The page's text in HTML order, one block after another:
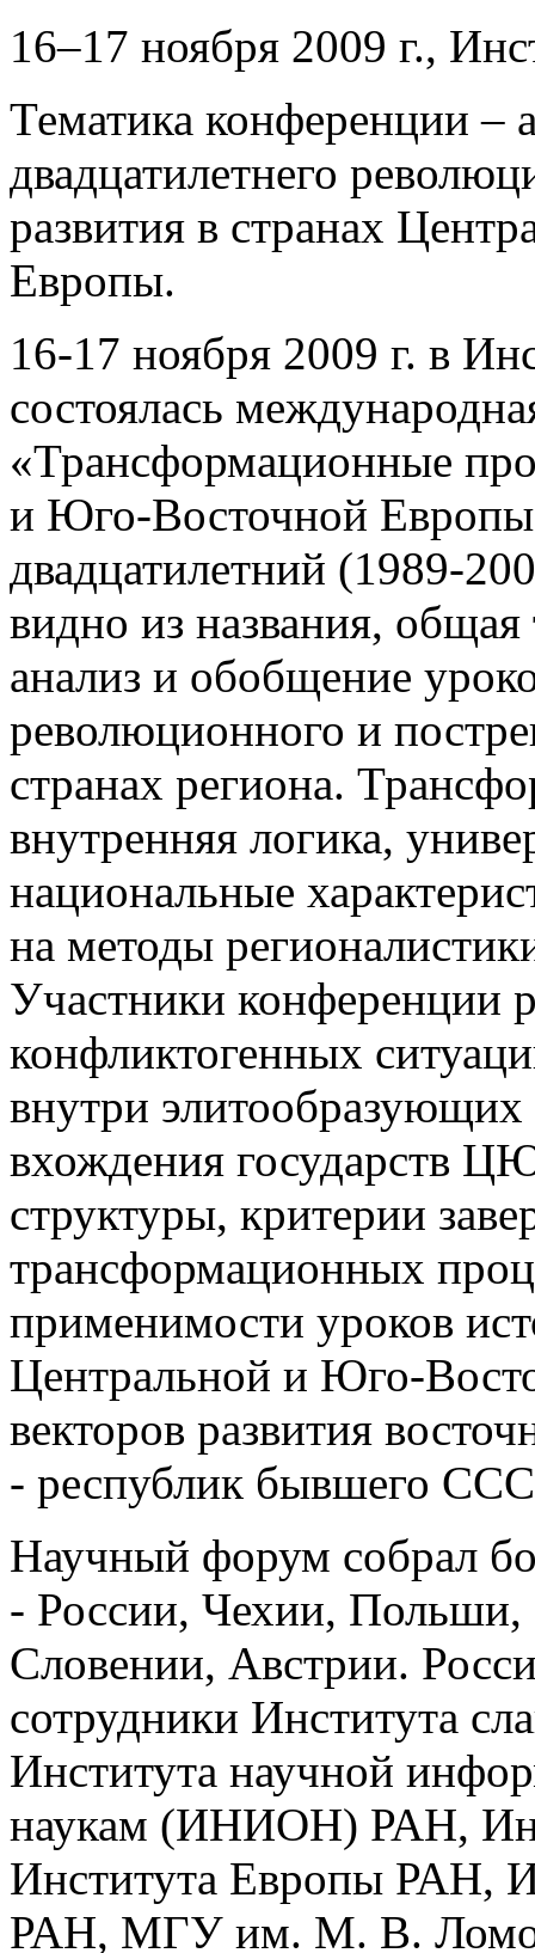
16–17 ноября 2009 г.,
Тематика конференции –
двадцатилетнего
развития в странах
Европы.
16-17 ноября 2009 г. в
состоялась
«Трансформационные
и Юго-Восточной Европы
двадцатилетний (1989-
видно из названия,
анализ и обобщение
революционного и
странах региона.
внутренняя логика,
национальные
на методы
Участники конференции
конфликтогенных
внутри элитообразующих
вхождения государств
структуры, критерии
трансформационных
применимости уроков
Центральной и Юго-
векторов развития
- республик бывшего
Научный форум собрал
- России, Чехии,
Словении, Австрии.
сотрудники Института
Института научной
наукам (ИНИОН) РАН,
Института Европы РАН,
РАН, МГУ им. М. В.